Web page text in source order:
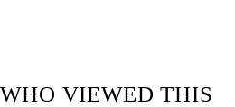
VIEWED THIS